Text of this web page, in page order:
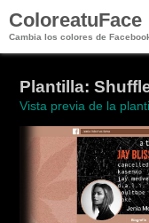
ColoreatuFace
Cambia los colores de
Plantilla:
Vista previa de la